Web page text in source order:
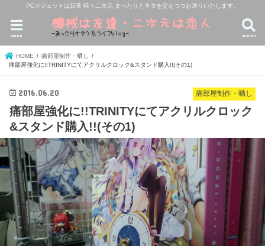
PCガジェットは日常 時々二次元 まったりとネタを交えつつお送りいたします。
search
menu
HOME
痛部屋制作・晒し
痛部屋強化に!!TRINITYにてアクリルクロック&スタンド購入!!(その1)
痛部屋制作・晒し
2016.06.20
痛部屋強化に!!TRINITYにてアクリルクロック
&スタンド購入!!(その1)